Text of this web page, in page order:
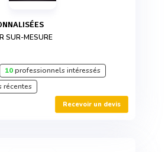
SUR-MESURE
10professionnels intéressés
récentes
Recevoir un devis